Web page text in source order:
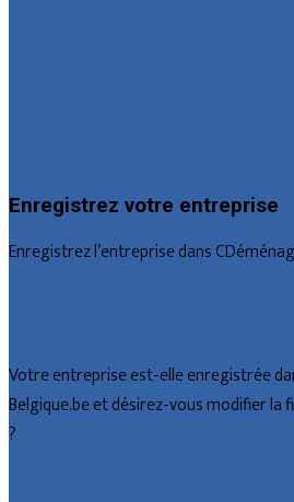
Enregistrez votre entreprise
Enregistrez l’entreprise dans
Votre entreprise est-elle enregistrée
Belgique.be et désirez-vous modifier la
?